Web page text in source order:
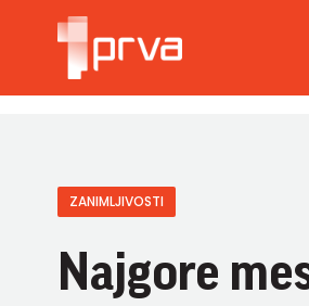
ZANIMLJIVOSTI
Najgore